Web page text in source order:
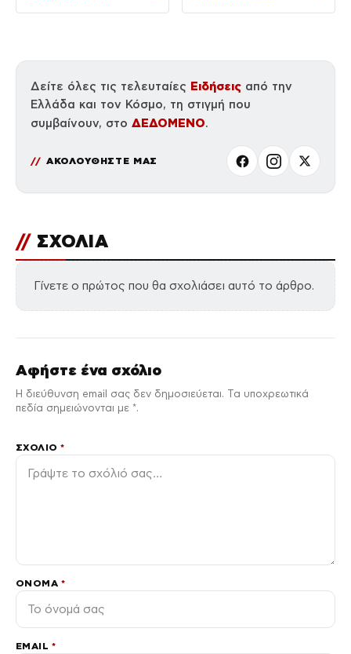
Δείτε όλες τις τελευταίες Ειδήσεις από την
Ελλάδα και τον Κόσμο, τη στιγμή που
συμβαίνουν, στο ΔΕΔΟΜΕΝΟ.
ΑΚΟΛΟΥΘΗΣΤΕ ΜΑΣ
// ΣΧΟΛΙΑ
Γίνετε ο πρώτος που θα σχολιάσει αυτό το άρθρο.
Αφήστε ένα σχόλιο
Η διεύθυνση email σας δεν δημοσιεύεται. Τα υποχρεωτικά
πεδία σημειώνονται με *.
ΣΧΌΛΙΟ*
ΌΝΟΜΑ *
EMAIL *